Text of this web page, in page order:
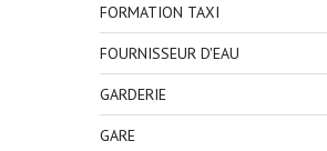
FORMATION TAXI
FOURNISSEUR D'EAU
GARDERIE
GARE